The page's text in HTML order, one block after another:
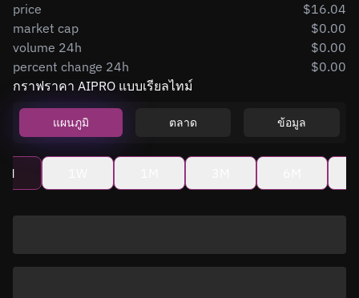
price
$16.04
market cap
$0.00
volume 24h
$0.00
percent change 24h
$0.00
กราฟราคา AIPRO แบบเรียลไทม์
แผนภูมิ ตลาด ข้อมูล